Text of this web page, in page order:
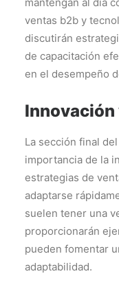
ventas b2b y
discutirán
de capacitación
en el desempeño
La sección final
importancia de la
estrategias de
adaptarse
suelen tener una
proporcionarán
pueden fomentar
adaptabilidad.